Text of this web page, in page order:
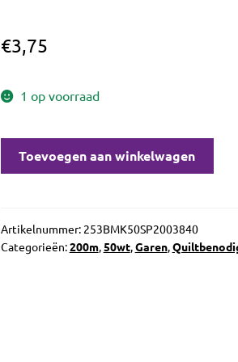
€3,75
1 op voorraad
3840
aantal
Toevoegen aan winkelwagen
Artikelnummer: 253BMK50SP2003840
Categorieën:200m,50wt,Garen,